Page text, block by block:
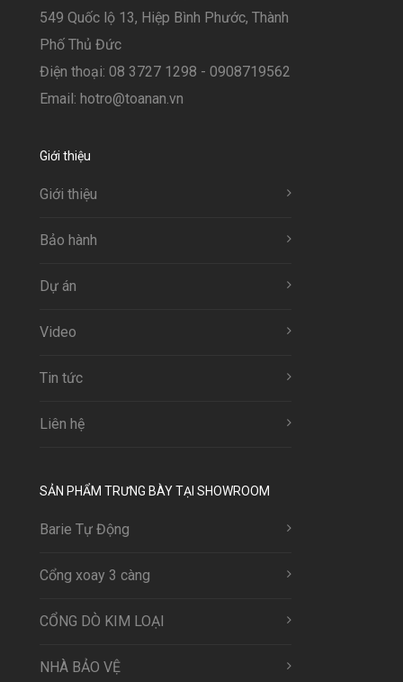
549 Quốc lộ 13, Hiệp Bình Phước, Thành
Phố Thủ Đức
Điện thoại: 08 3727 1298 - 0908719562
Email: hotro@toanan.vn
Giới thiệu
Giới thiệu
Bảo hành
Dự án
Video
Tin tức
Liên hệ
SẢN PHẨM TRƯNG BÀY TẠI SHOWROOM
Barie Tự Động
Cổng xoay 3 càng
CỔNG DÒ KIM LOẠI
NHÀ BẢO VỆ